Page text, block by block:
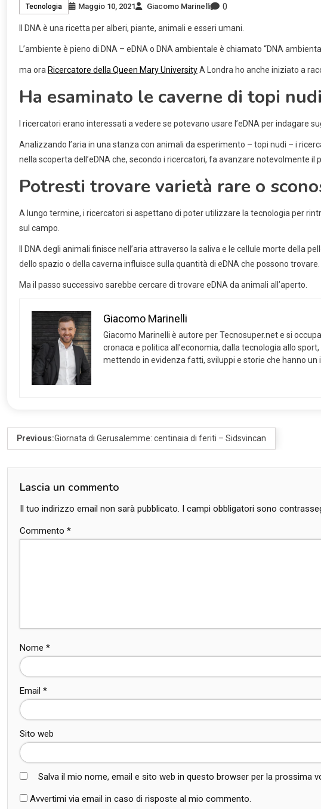
Tecnologia Maggio 10, 2021 Giacomo Marinelli 0
Il DNA è una ricetta per alberi, piante, animali e esseri umani.
L’ambiente è pieno di DNA – eDNA o DNA ambientale è chiamato “DNA
ma ora Ricercatore della Queen Mary UniversityA Londra ho anche iniziato a
Ha esaminato le caverne di topi nudi
I ricercatori erano interessati a vedere se potevano usare l’eDNA per indagare
Analizzando l’aria in una stanza con animali da esperimento – topi nudi – i
nella scoperta dell’eDNA che, secondo i ricercatori, fa avanzare notevolmente il
Potresti trovare varietà rare o
A lungo termine, i ricercatori si aspettano di poter utilizzare la tecnologia per
sul campo.
Il DNA degli animali finisce nell’aria attraverso la saliva e le cellule morte della
dello spazio o della caverna influisce sulla quantità di eDNA che possono trovare.
Ma il passo successivo sarebbe cercare di trovare eDNA da animali all’aperto.
Giacomo Marinelli
Giacomo Marinelli è autore per Tecnosuper.net e si
cronaca e politica all’economia, dalla tecnologia allo
mettendo in evidenza fatti, sviluppi e storie che hanno
Previous:Giornata di Gerusalemme: centinaia di feriti – Sidsvincan
Lascia un commento
Il tuo indirizzo email non sarà pubblicato. I campi obbligatori sono
Commento *
Nome *
Email *
Sito web
Salva il mio nome, email e sito web in questo browser per la prossima
Avvertimi via email in caso di risposte al mio commento.